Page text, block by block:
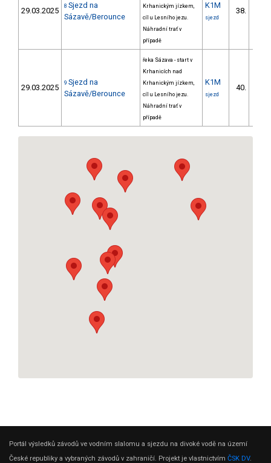
29.03.2025 8 Sjezd na
Sázavě/Berounce
Krhanickým jízkem,
cíl u Lesního jezu.
Náhradní trať v
případě
K1M
sjezd
38.
29.03.2025 9 Sjezd na
Sázavě/Berounce
řeka Sázava - start v
Krhanicích nad
Krhanickým jízkem,
cíl u Lesního jezu.
Náhradní trať v
případě
K1M
sjezd
40.
Portál výsledků závodů ve vodním slalomu a sjezdu na divoké vodě na území
České republiky a vybraných závodů v zahraničí. Projekt je vlastnictvím ČSK DV.